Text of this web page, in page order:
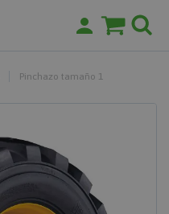
Pinchazo tamaño 1